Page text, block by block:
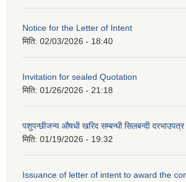
Notice for the Letter of Intent
मिति: 02/03/2026 - 18:40
Invitation for sealed Quotation
मिति: 01/26/2026 - 21:18
पशुपन्छीजन्य औषधी खरिद सम्बन्धी सिलबन्दी
मिति: 01/19/2026 - 19:32
Issuance of letter of intent to award the